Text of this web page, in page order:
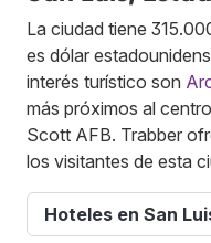
La ciudad tiene
es dólar
interés turístico son
más próximos al
Scott AFB. Trabber
los visitantes de esta
Hoteles en San